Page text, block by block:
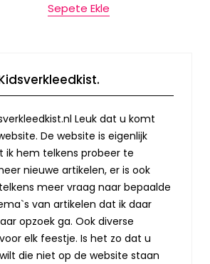
Sepete Ekle
Leuk dat u komt
De website is eigenlijk
hem telkens probeer te
nieuwe artikelen, er is ook
meer vraag naar bepaalde
van artikelen dat ik daar
opzoek ga. Ook diverse
elk feestje. Is het zo dat u
die niet op de website staan